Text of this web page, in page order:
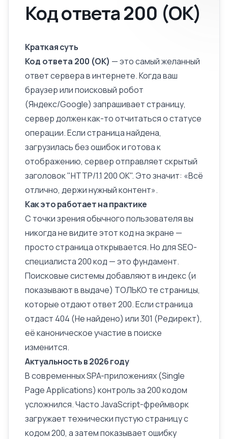
Код ответа 200 (OK)
Краткая суть
Код ответа 200 (OK) — это самый желанный
ответ сервера в интернете. Когда ваш
браузер или поисковый робот
(Яндекс/Google) запрашивает страницу,
сервер должен как-то отчитаться о статусе
операции. Если страница найдена,
загрузилась без ошибок и готова к
отображению, сервер отправляет скрытый
заголовок "HTTP/1.1 200 OK". Это значит: «Всё
отлично, держи нужныйконтент».
Как это работает на практике
С точки зрения обычного пользователя вы
никогда не видите этот код на экране —
просто страница открывается. Но для SEO-
специалиста 200 код — это фундамент.
Поисковые системы добавляют в индекс (и
показывают в выдаче) ТОЛЬКО те страницы,
которые отдают ответ 200. Если страница
отдаст 404 (Не найдено) или301 (Редирект),
её каноническое участие в поиске
изменится.
Актуальность в 2026 году
В современных SPA-приложениях (Single
Page Applications) контроль за 200 кодом
усложнился. Часто JavaScript-фреймворк
загружает технически пустую страницу с
кодом 200, а затем показывает ошибку